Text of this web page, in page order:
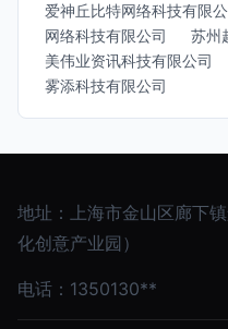
爱神丘比特网络科技有限
网络科技有限公司
苏州
美伟业资讯科技有限公司
雾添科技有限公司
地址：上海市金山区廊下
化创意产业园）
电话：1350130**